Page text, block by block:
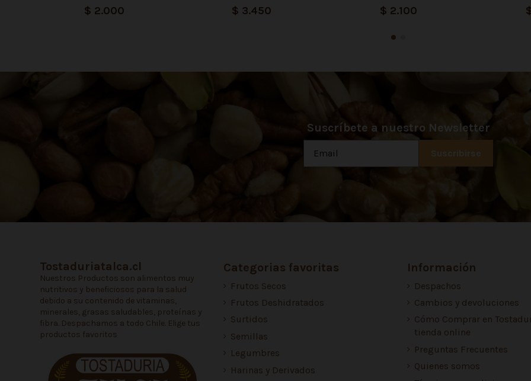
$ 2.000 $ 3.450 $ 2.100
Suscríbete a nuestro Newsletter
Tostaduriatalca.cl
Nuestros Productos son alimentos muy
nutritivos y beneficiosos para la salud
debido a su contenido de vitaminas,
minerales, grasas saludables, proteínas y
fibra. Despachamos a todo Chile. Elige tus
productos favoritos
Categorias favoritas
Frutos Secos
Frutos Deshidratados
Surtidos
Semillas
Legumbres
Harinas y Derivados
Información
Despachos
Cambios y devoluciones
Cómo Comprar en
tienda online
Preguntas Frecuentes
Quienes somos